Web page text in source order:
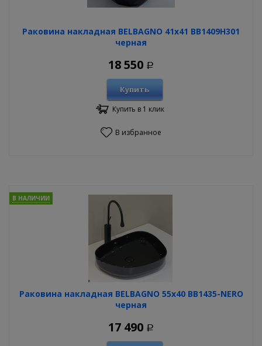
Раковина накладная BELBAGNO 41х41 BB1409H301
черная
18 550 Р
Купить
Купить в 1 клик
В избранное
Раковина накладная BELBAGNO 55х40 BB1435-NERO
черная
В НАЛИЧИИ
17 490 Р